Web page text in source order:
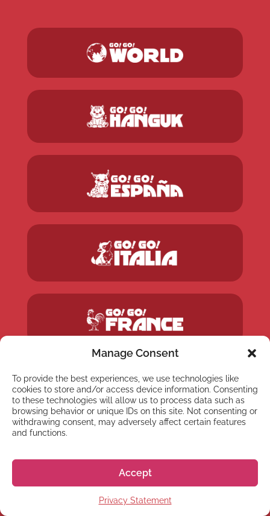
Manage Consent
To provide the best experiences, we use technologies like
cookies to store and/or access device information. Consenting
to these technologies will allow us to process data such as
browsing behavior or unique IDs on this site. Not consenting or
withdrawing consent, may adversely affect certain features
and functions.
Accept
Privacy Statement